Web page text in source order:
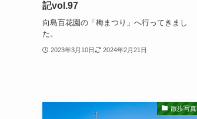
記vol.97
向島百花園の「梅まつり」へ行ってきまし
た。
2023年3月10日 2024年2月21日
散歩写真